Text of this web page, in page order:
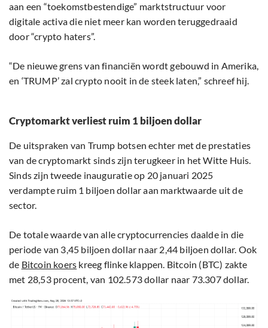
aan een “toekomstbestendige” marktstructuur voor
digitale activa die niet meer kan worden teruggedraaid
door “crypto haters”.
“De nieuwe grens van financiën wordt gebouwd in Amerika,
en ‘TRUMP’ zal crypto nooit in de steek laten,” schreef hij.
Cryptomarkt verliest ruim 1 biljoen dollar
De uitspraken van Trump botsen echter met de prestaties
van de cryptomarkt sinds zijn terugkeer in het Witte Huis.
Sinds zijn tweede inauguratie op 20 januari 2025
verdampte ruim 1 biljoen dollar aan marktwaarde uit de
sector.
De totale waarde van alle cryptocurrencies daalde in die
periode van 3,45 biljoen dollar naar 2,44 biljoen dollar. Ook
de Bitcoin koers kreeg flinke klappen. Bitcoin (BTC) zakte
met 28,53 procent, van 102.573 dollar naar 73.307 dollar.